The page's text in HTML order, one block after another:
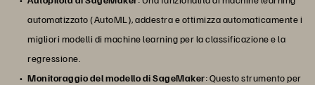
automatizzato (AutoML), addestra e ottimizza automaticamente i
migliori modelli di machine learning per la classificazione e la
regressione.
Monitoraggio del modello di SageMaker: Questo strumento per